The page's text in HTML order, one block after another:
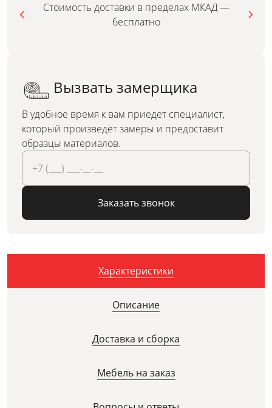
Стоимость доставки в пределах МКАД —
бесплатно
Вызвать замерщика
В удобное время к вам приедет специалист,
который произведёт замеры и предоставит
образцы материалов.
Заказать звонок
Характеристики
Описание
Доставка и сборка
Мебель на заказ